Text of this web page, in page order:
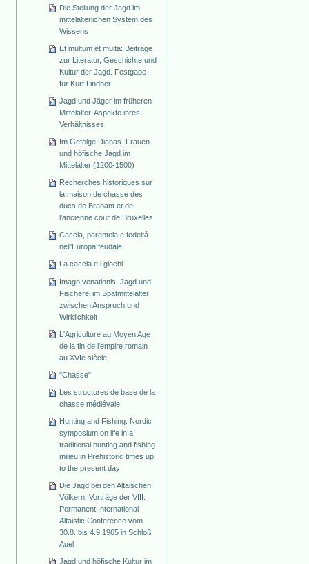
Die Stellung der Jagd im
mittelalterlichen System des
Wissens
Et multum et multa: Beiträge
zur Literatur, Geschichte und
Kultur der Jagd. Festgabe
für Kurt Lindner
Jagd und Jäger im früheren
Mittelalter. Aspekte ihres
Verhältnisses
Im Gefolge Dianas. Frauen
und höfische Jagd im
Mittelalter (1200-1500)
Recherches historiques sur
la maison de chasse des
ducs de Brabant et de
l'ancienne cour de Bruxelles
Caccia, parentela e fedeltá
nell'Europa feudale
La caccia e i giochi
Imago venationis. Jagd und
Fischerei im Spätmittelalter
zwischen Anspruch und
Wirklichkeit
L'Agriculture au Moyen Age
de la fin de l'empire romain
au XVIe siècle
"Chasse"
Les structures de base de la
chasse médiévale
Hunting and Fishing. Nordic
symposium on life in a
traditional hunting and fishing
milieu in Prehistoric times up
to the present day
Die Jagd bei den Altaischen
Völkern. Vorträge der VIII.
Permanent International
Altaistic Conference vom
30.8. bis 4.9.1965 in Schloß
Auel
Jagd und höfische Kultur im